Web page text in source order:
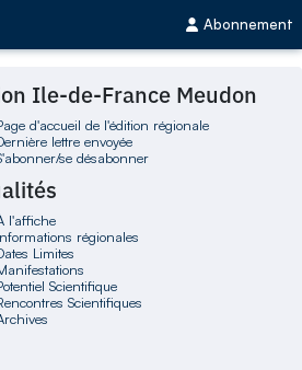
Abonnement
Ile-de-France Meudon
d'accueil de l'édition régionale
lettre envoyée
se désabonner
l'affiche
régionales
Limites
Scientifique
Scientifiques